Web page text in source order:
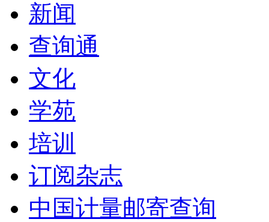
新闻
查询通
文化
学苑
培训
订阅杂志
中国计量邮寄查询